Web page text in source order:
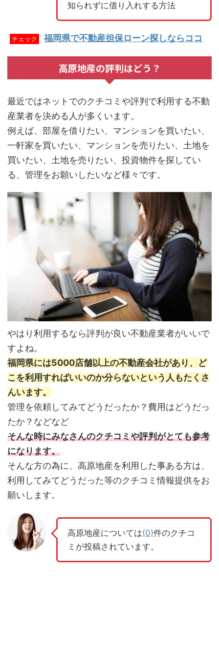
知られずに借り入れする方法
チェック 福岡県で不動産担保ローン探しならココ
高原地産の評判はどう？
最近ではネットでのクチコミや評判で利用する不動
産業者を決める人が多くいます。
例えば、部屋を借りたい、マンションを買いたい、
一軒家を買いたい、マンションを売りたい、土地を
買いたい、土地を売りたい、投資物件を探してい
る、管理をお願いしたいなど様々です。
やはり利用するなら評判が良い不動産業者がいいで
すよね。
福岡県には5000店舗以上の不動産会社があり、ど
こを利用すればいいのか分らないという人もたくさ
んいます。
管理を依頼してみてどうだったか？費用はどうだっ
たか？などなど
そんな時にみなさんのクチコミや評判がとても参考
になります。
そんな方の為に、高原地産を利用した事ある方は、
利用してみてどうだった等のクチコミ情報提供をお
願いします。
高原地産については(0)件のクチコ
ミが投稿されています。